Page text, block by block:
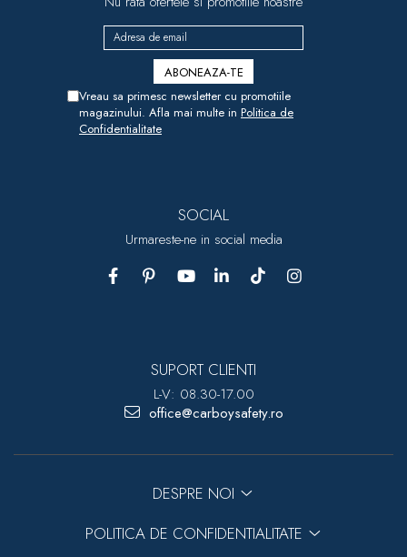
Vreau sa primesc newsletter cu promotiile
magazinului. Afla mai multe in Politica de
Confidentialitate
SOCIAL
Urmareste-ne in social media
SUPORT CLIENTI
L-V: 08.30-17.00
office@carboysafety.ro
DESPRE NOI
POLITICA DE CONFIDENTIALITATE